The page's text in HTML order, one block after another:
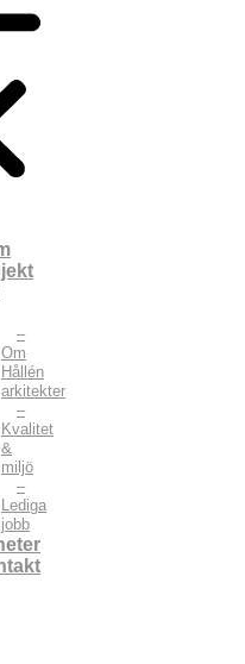
–
Om
Hållén
arkitekter
–
Kvalitet
&
miljö
–
Lediga
jobb